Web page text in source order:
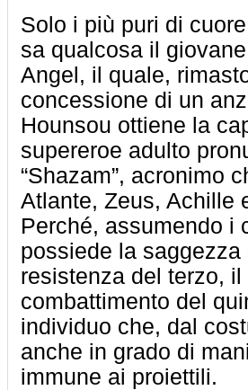
Solo i più puri di
sa qualcosa il
Angel, il quale,
concessione di un
Hounsou ottiene la
supereroe adulto
“Shazam”, acronimo
Atlante, Zeus, Achille
Perché, assumendo i
possiede la
resistenza del terzo,
combattimento del
individuo che, dal
anche in grado di
immune ai proiettili.